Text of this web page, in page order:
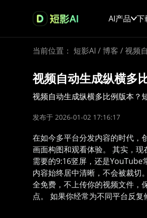
AI产品 下
当前位置： 短影AI /博客 /视频
视频自动生成纵横多
视频自动生成纵横多比例版本？
发布于 2026-01-02 17:16:17
在如今多平台分发内容的时代，
画面构图和观看体验。 其实，
需要的9:16竖屏，还是YouTube
内容始终居中清晰，不会被裁切
全免费，不上传你的视频文件，
点。 如果你经常为不同平台反